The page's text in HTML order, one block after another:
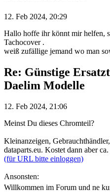
12. Feb 2024, 20:29
Hallo hoffe ihr könnt mir helfen,
Tachocover .
weiß zufällige jemand wo man
Re: Günstige
Daelim Modelle
12. Feb 2024, 21:06
Meinst Du dieses Chromteil?
Kleinanzeigen,
dataparts.eu. Kostet dann aber
(für URL bitte einloggen)
Ansonsten:
Willkommen im Forum und ne